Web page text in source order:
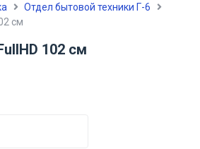
Отдел бытовой техники Г-6
см
102 см